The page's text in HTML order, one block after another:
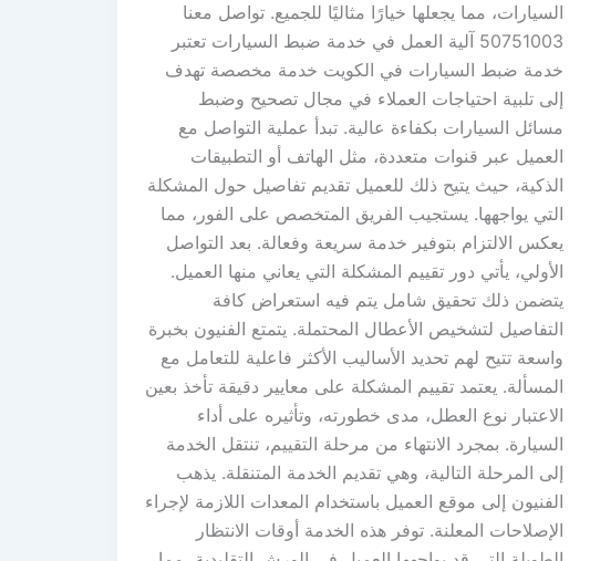
السيارات، مما يجعلها خيارًا مثاليًا للجميع. تواصل معنا
50751003 آلية العمل في خدمة ضبط السيارات تعتبر
خدمة ضبط السيارات في الكويت خدمة مخصصة تهدف
إلى تلبية احتياجات العملاء في مجال تصحيح وضبط
مسائل السيارات بكفاءة عالية. تبدأ عملية التواصل مع
العميل عبر قنوات متعددة، مثل الهاتف أو التطبيقات
الذكية، حيث يتيح ذلك للعميل تقديم تفاصيل حول المشكلة
التي يواجهها. يستجيب الفريق المتخصص على الفور، مما
يعكس الالتزام بتوفير خدمة سريعة وفعالة. بعد التواصل
الأولي، يأتي دور تقييم المشكلة التي يعاني منها العميل.
يتضمن ذلك تحقيق شامل يتم فيه استعراض كافة
التفاصيل لتشخيص الأعطال المحتملة. يتمتع الفنيون بخبرة
واسعة تتيح لهم تحديد الأساليب الأكثر فاعلية للتعامل مع
المسألة. يعتمد تقييم المشكلة على معايير دقيقة تأخذ بعين
الاعتبار نوع العطل، مدى خطورته، وتأثيره على أداء
السيارة. بمجرد الانتهاء من مرحلة التقييم، تنتقل الخدمة
إلى المرحلة التالية، وهي تقديم الخدمة المتنقلة. يذهب
الفنيون إلى موقع العميل باستخدام المعدات اللازمة لإجراء
الإصلاحات المعلنة. توفر هذه الخدمة أوقات الانتظار